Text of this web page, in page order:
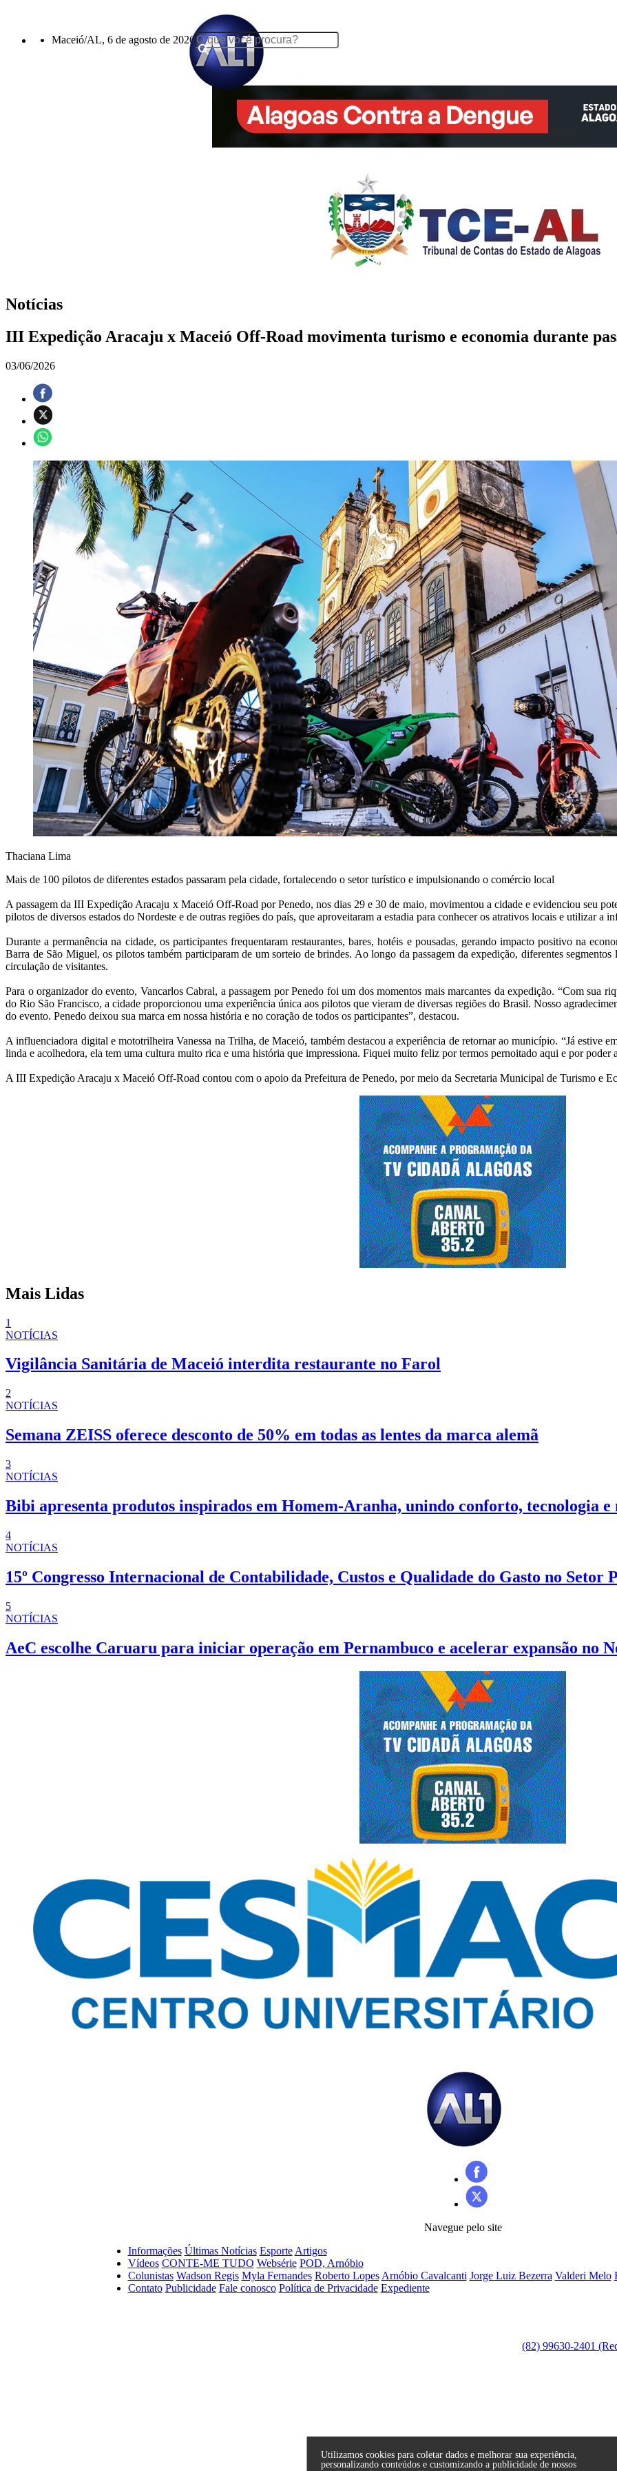
Maceió/AL, 6 de agosto de 2026
Notícias
III Expedição Aracaju x Maceió Off-Road movimenta turismo e economia durante
03/06/2026
Thaciana Lima
Mais de 100 pilotos de diferentes estados passaram pela cidade, fortalecendo o setor turístico e impulsionando o comércio local
A passagem da III Expedição Aracaju x Maceió Off-Road por Penedo, nos dias 29 e 30 de maio, movimentou a cidade e evidenciou seu
pilotos de diversos estados do Nordeste e de outras regiões do país, que aproveitaram a estadia para conhecer os atrativos locais e utilizar a
Durante a permanência na cidade, os participantes frequentaram restaurantes, bares, hotéis e pousadas, gerando impacto positivo na
Barra de São Miguel, os pilotos também participaram de um sorteio de brindes. Ao longo da passagem da expedição, diferentes
circulação de visitantes.
Para o organizador do evento, Vancarlos Cabral, a passagem por Penedo foi um dos momentos mais marcantes da expedição. “Com sua
do Rio São Francisco, a cidade proporcionou uma experiência única aos pilotos que vieram de diversas regiões do Brasil. Nosso
do evento. Penedo deixou sua marca em nossa história e no coração de todos os participantes”, destacou.
A influenciadora digital e mototrilheira Vanessa na Trilha, de Maceió, também destacou a experiência de retornar ao município. “Já estive
linda e acolhedora, ela tem uma cultura muito rica e uma história que impressiona. Fiquei muito feliz por termos pernoitado aqui e por poder
A III Expedição Aracaju x Maceió Off-Road contou com o apoio da Prefeitura de Penedo, por meio da Secretaria Municipal de Turismo e
Mais Lidas
1
NOTÍCIAS
Vigilância Sanitária de Maceió interdita restaurante no Farol
2
NOTÍCIAS
Semana ZEISS oferece desconto de 50% em todas as lentes da marca alemã
3
NOTÍCIAS
Bibi apresenta produtos inspirados em Homem-Aranha, unindo conforto, tecnologia e
4
NOTÍCIAS
15º Congresso Internacional de Contabilidade, Custos e Qualidade do Gasto no Setor
5
NOTÍCIAS
AeC escolhe Caruaru para iniciar operação em Pernambuco e acelerar expansão no
Navegue pelo site
Informações Últimas Notícias Esporte Artigos
Vídeos CONTE-ME TUDO Websérie POD, Arnóbio
Colunistas Wadson Regis Myla Fernandes Roberto Lopes Arnóbio Cavalcanti Jorge Luiz Bezerra Valderi Melo
Contato Publicidade Fale conosco Política de Privacidade Expediente
(82) 99630-2401
Utilizamos cookies para coletar dados e melhorar sua experiência,
personalizando conteúdos e customizando a publicidade de nossos